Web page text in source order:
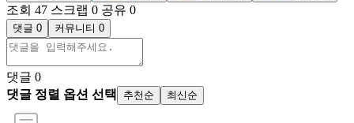
조회 47 스크랩 0 공유 0
댓글 0 커뮤니티 0
댓글 0
댓글 정렬 옵션 선택
추천순 최신순